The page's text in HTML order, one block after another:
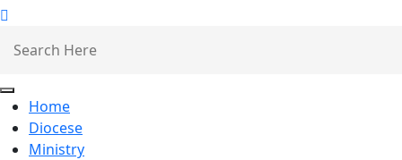
Home
Diocese
Ministry